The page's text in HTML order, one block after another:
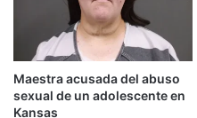
Maestra acusada del abuso
sexual de un adolescente en
Kansas